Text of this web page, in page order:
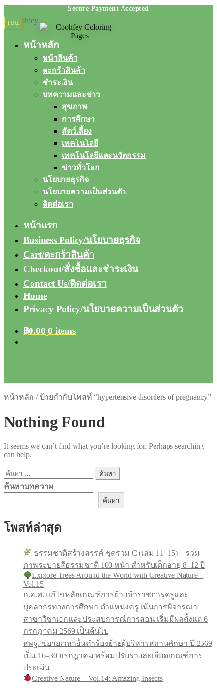
Skip
to
Skip
to
เมนู
หน้าหลัก
หน้าสินค้า
ตะกร้าสินค้า
ชำระเงิน
บทความและข่าว
สุขภาพ
การศึกษา
สัตว์เลี้ยง
เทคโนโลยี
เทคโนโลยีและนวัตกรรม
ข่าวทั่วโลก
นโยบายธุรกิจ
นโยบายความเป็นส่วนตัว
ติดต่อเรา
หน้าแรก
Business Policy/นโยบายธุรกิจ
Cart/ตะกร้าสินค้า
Checkout/สั่งซื้อและชำระเงิน
Contact Us/ติดต่อเรา
Home
Privacy Policy/นโยบายความเป็นส่วนตัว
฿0.00 0 items
หน้าหลัก / ป้ายกำกับโพสท์ “hypertensive disorders of pregnancy”
Nothing Found
It seems we can’t find what you’re looking for. Perhaps searching
can help.
ค้นหา
สำหรับ:
ค้นหาบทความ
ค้นหา
โพสท์ล่าสุด
ธรรมชาติสร้างสรรค์ ชุดรวม C (เล่ม 11–15) – รวม
ภาพระบายสีธรรมชาติ 100 หน้า สำหรับเด็กอายุ 8–12 ปี
Explore Trees Around the World with Creative Nature –
Vol.15
ก.ค.ศ. แก้ไขหลักเกณฑ์การย้ายข้าราชการครูและ
บุคลากรทางการศึกษา ตำแหน่งครู เน้นการพิจารณา
สาขาวิชาเอกและประสบการณ์การสอน เริ่มมีผลตั้งแต่ 6
กรกฎาคม 2569 เป็นต้นไป
สพฐ. ขยายเวลายื่นคำร้องย้ายผู้บริหารสถานศึกษา ปี 2569
เป็น 16–30 กรกฎาคม พร้อมปรับรายละเอียดเกณฑ์การ
ประเมิน
Creative Nature – Vol.14: Amazing Insects